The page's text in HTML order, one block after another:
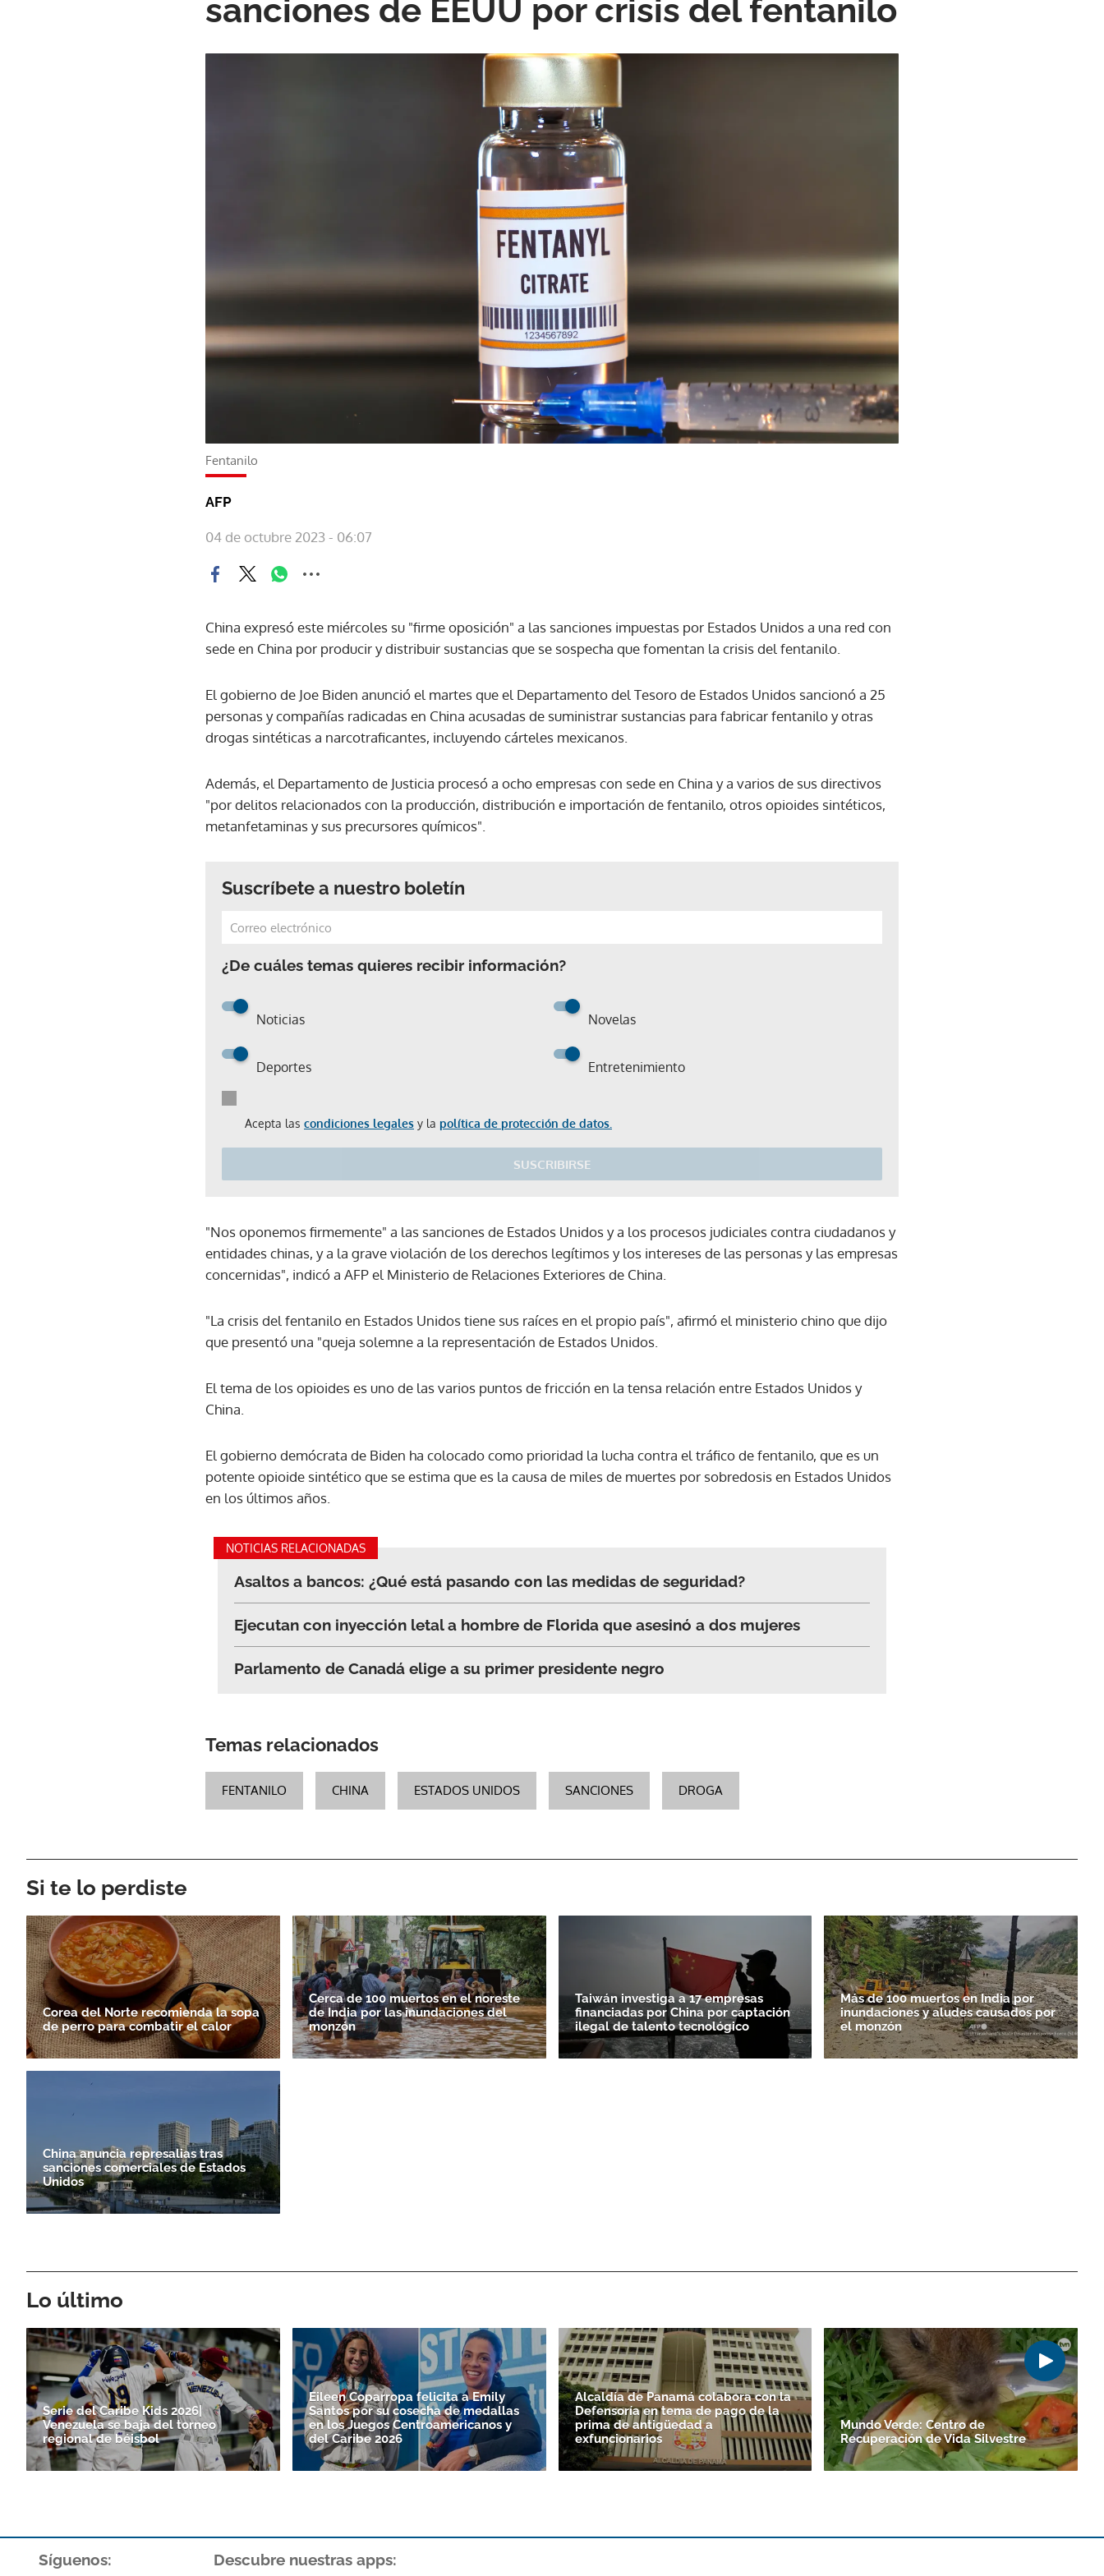
sanciones de EEUU por crisis del fentanilo
Fentanilo
AFP
04 de octubre 2023 - 06:07
China expresó este miércoles su "firme oposición" a las sanciones impuestas por Estados Unidos a una red con
sede en China por producir y distribuir sustancias que se sospecha que fomentan la crisis del fentanilo.
El gobierno de Joe Biden anunció el martes que el Departamento del Tesoro de Estados Unidos sancionó a 25
personas y compañías radicadas en China acusadas de suministrar sustancias para fabricar fentanilo y otras
drogas sintéticas a narcotraficantes, incluyendo cárteles mexicanos.
Además, el Departamento de Justicia procesó a ocho empresas con sede en China y a varios de sus directivos
"por delitos relacionados con la producción, distribución e importación de fentanilo, otros opioides sintéticos,
metanfetaminas y sus precursores químicos".
Suscríbete a nuestro boletín
¿De cuáles temas quieres recibir información?
Noticias Novelas
Deportes Entretenimiento
Acepta las condiciones legales y la política de protección de datos.
SUSCRIBIRSE
Gracias por suscribirte a nuestro boletín.
"Nos oponemos firmemente" a las sanciones de Estados Unidos y a los procesos judiciales contra ciudadanos y
entidades chinas, y a la grave violación de los derechos legítimos y los intereses de las personas y las empresas
concernidas", indicó a AFP el Ministerio de Relaciones Exteriores de China.
"La crisis del fentanilo en Estados Unidos tiene sus raíces en el propio país", afirmó el ministerio chino que dijo
que presentó una "queja solemne a la representación de Estados Unidos.
El tema de los opioides es uno de las varios puntos de fricción en la tensa relación entre Estados Unidos y
China.
El gobierno demócrata de Biden ha colocado como prioridad la lucha contra el tráfico de fentanilo, que es un
potente opioide sintético que se estima que es la causa de miles de muertes por sobredosis en Estados Unidos
en los últimos años.
NOTICIAS RELACIONADAS
Asaltos a bancos: ¿Qué está pasando con las medidas de seguridad?
Ejecutan con inyección letal a hombre de Florida que asesinó a dos mujeres
Parlamento de Canadá elige a su primer presidente negro
Temas relacionados
FENTANILO CHINA ESTADOS UNIDOS SANCIONES DROGA
Si te lo perdiste
Corea del Norte recomienda la sopa
de perro para combatir el calor
Cerca de 100 muertos en el noreste
de India por las inundaciones del
monzón
Taiwán investiga a 17 empresas
financiadas por China por captación
ilegal de talento tecnológico
Más de 100 muertos en India por
inundaciones y aludes causados por
el monzón
China anuncia represalias tras
sanciones comerciales de Estados
Unidos
Lo último
Serie del Caribe Kids 2026|
Venezuela se baja del torneo
regional de béisbol
Eileen Coparropa felicita a Emily
Santos por su cosecha de medallas
en los Juegos Centroamericanos y
del Caribe 2026
Alcaldía de Panamá colabora con la
Defensoría en tema de pago de la
prima de antigüedad a
exfuncionarios
Mundo Verde: Centro de
Recuperación de Vida Silvestre
Síguenos: Descubre nuestras apps: